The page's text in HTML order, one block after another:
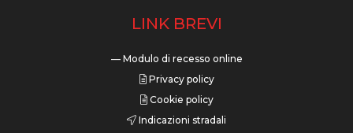
LINK BREVI
— Modulo di recesso online
Privacy policy
Cookie policy
Indicazioni stradali